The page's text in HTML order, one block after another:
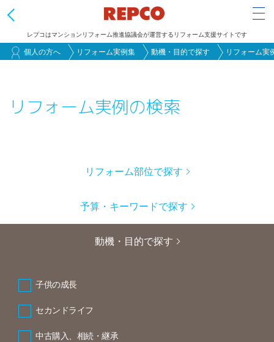
動
レプコはマンションリフォーム推進協議会が運営するリフォーム支援サイトです
個人の方へ リフォーム実例集 動機・目的で探す リフォーム実
リフォーム実例の検索
リフォーム部位で探す
動機・目的で探す
予算・キーワードで探す
子供の成長
セカンドライフ
中古購入、相続・継承